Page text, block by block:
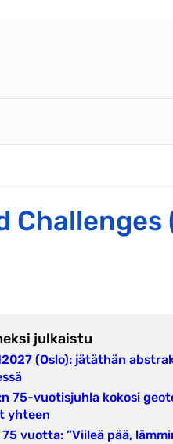
Challenges
julkaistu
(Oslo): jätäthän
75-vuotisjuhla kokosi
yhteen
75 vuotta: ”Viileä pää,